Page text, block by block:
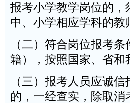
报考小学教学岗位的，
中、小学相应学科的教
（二）符合岗位报考
籍），按照国家、省和
（三）报考人员应诚
的，一经查实，除取